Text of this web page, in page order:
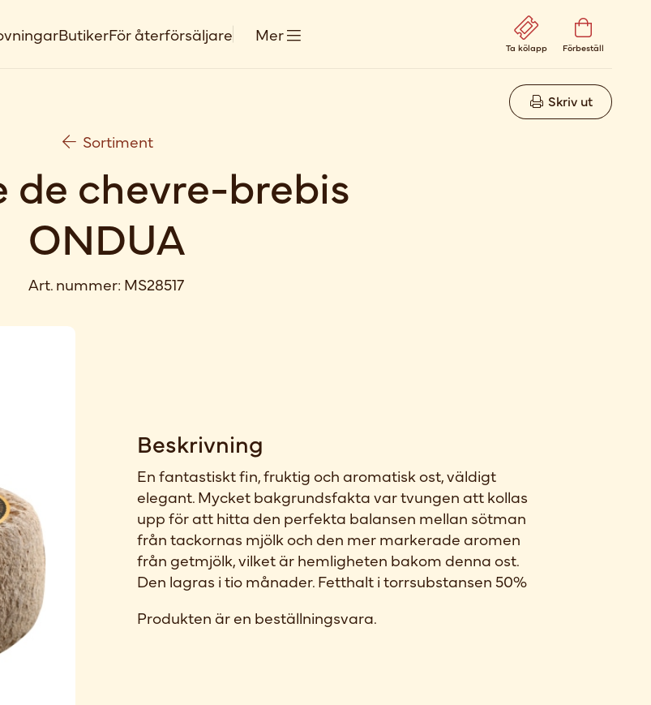
ButikerFör återförsäljare Mer
Ta kölapp Förbeställ
Skriv ut
Sortiment
de chevre-brebis
ONDUA
Art. nummer: MS28517
Beskrivning
En fantastiskt fin, fruktig och aromatisk ost, väldigt
elegant. Mycket bakgrundsfakta var tvungen att kollas
upp för att hitta den perfekta balansen mellan sötman
från tackornas mjölk och den mer markerade aromen
från getmjölk, vilket är hemligheten bakom denna ost.
Den lagras i tio månader. Fetthalt i torrsubstansen 50%
Produkten är en beställningsvara.